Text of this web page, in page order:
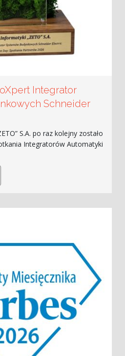
Integrator
Schneider
S.A. po raz kolejny zostało
Integratorów Automatyki